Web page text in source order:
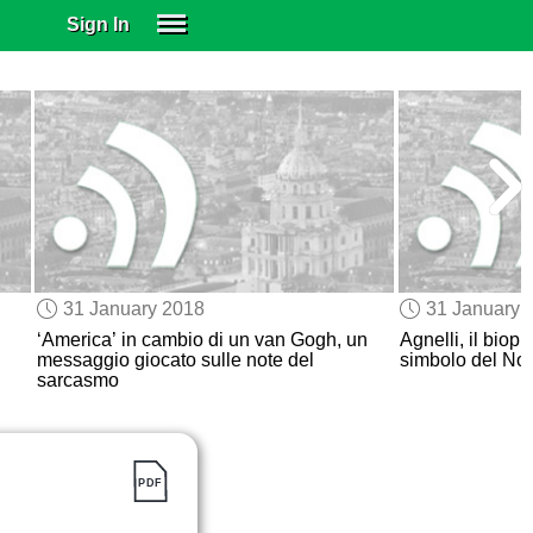
Sign In
SUBSCRIBE
EDUCATIONAL LICENSES
GIFT CARDS
OTHER LANGUAGES
ABOUT US
ALEXA
ADJUST COLORS
31 January 2018
‘America’ in cambio di un van Gogh, un
messaggio giocato sulle note del
sarcasmo
31 January
Agnelli, il
simbolo del